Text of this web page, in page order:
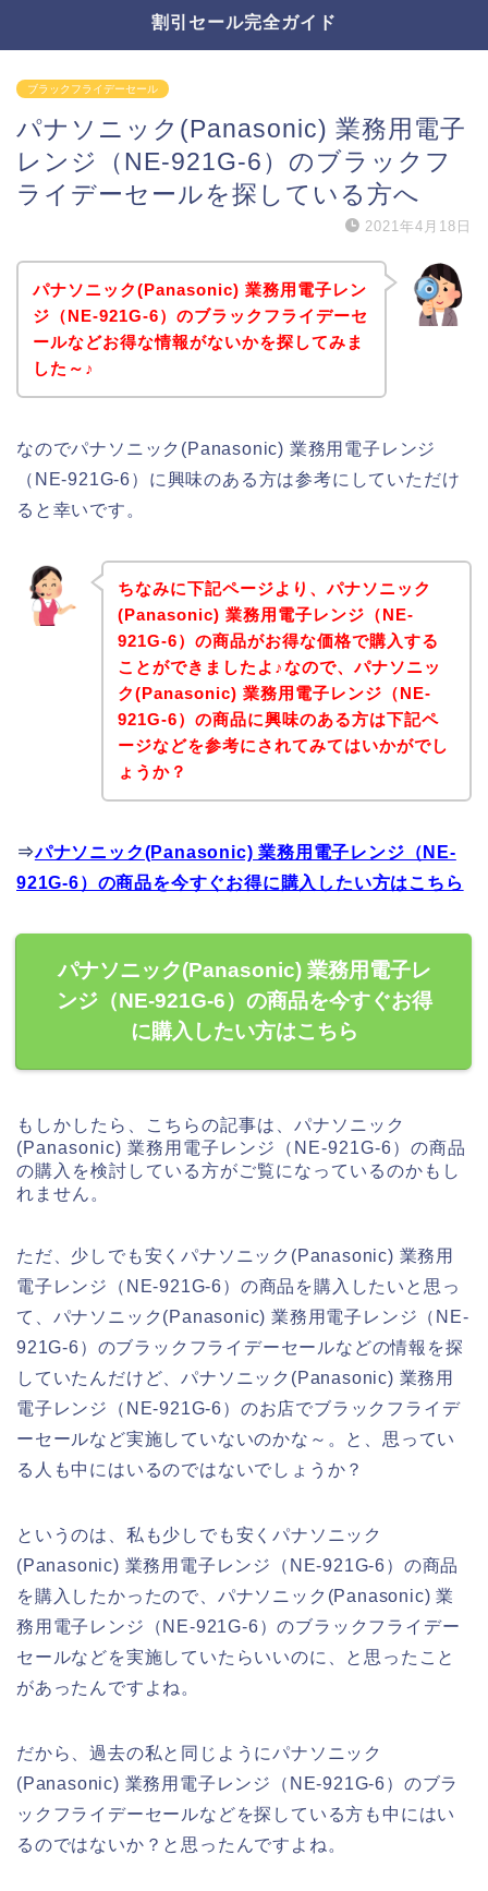
割引セール完全ガイド
ブラックフライデーセール
パナソニック(Panasonic) 業務用電子
レンジ（NE-921G-6）のブラックフ
ライデーセールを探している方へ
2021年4月18日
パナソニック(Panasonic) 業務用電子レン
ジ（NE-921G-6）のブラックフライデーセ
ールなどお得な情報がないかを探してみま
した～♪
なのでパナソニック(Panasonic) 業務用電子レンジ
（NE-921G-6）に興味のある方は参考にしていただけ
ると幸いです。
ちなみに下記ページより、パナソニック
(Panasonic) 業務用電子レンジ（NE-
921G-6）の商品がお得な価格で購入する
ことができましたよ♪なので、パナソニッ
ク(Panasonic) 業務用電子レンジ（NE-
921G-6）の商品に興味のある方は下記ペ
ージなどを参考にされてみてはいかがでし
ょうか？
⇒パナソニック(Panasonic) 業務用電子レンジ（NE-
921G-6）の商品を今すぐお得に購入したい方はこちら
パナソニック(Panasonic) 業務用電子レ
ンジ（NE-921G-6）の商品を今すぐお得
に購入したい方はこちら
もしかしたら、こちらの記事は、パナソニック
(Panasonic) 業務用電子レンジ（NE-921G-6）の商品
の購入を検討している方がご覧になっているのかもし
れません。
ただ、少しでも安くパナソニック(Panasonic) 業務用
電子レンジ（NE-921G-6）の商品を購入したいと思っ
て、パナソニック(Panasonic) 業務用電子レンジ（NE-
921G-6）のブラックフライデーセールなどの情報を探
していたんだけど、パナソニック(Panasonic) 業務用
電子レンジ（NE-921G-6）のお店でブラックフライデ
ーセールなど実施していないのかな～。と、思ってい
る人も中にはいるのではないでしょうか？
というのは、私も少しでも安くパナソニック
(Panasonic) 業務用電子レンジ（NE-921G-6）の商品
を購入したかったので、パナソニック(Panasonic) 業
務用電子レンジ（NE-921G-6）のブラックフライデー
セールなどを実施していたらいいのに、と思ったこと
があったんですよね。
だから、過去の私と同じようにパナソニック
(Panasonic) 業務用電子レンジ（NE-921G-6）のブラ
ックフライデーセールなどを探している方も中にはい
るのではないか？と思ったんですよね。